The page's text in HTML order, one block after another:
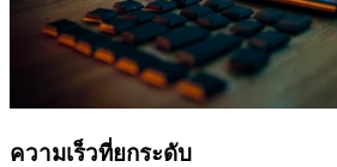
ความเร็วที่ยกระดับ